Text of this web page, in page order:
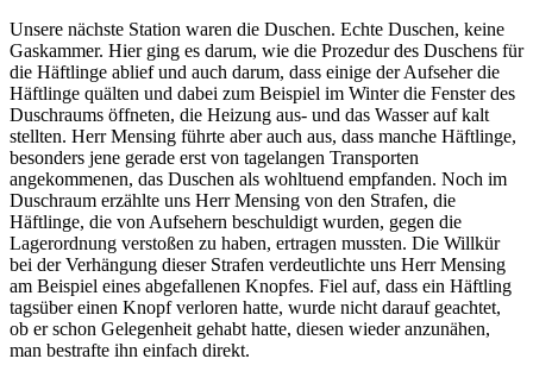
Unsere nächste Station waren die Duschen. Echte Duschen, keine
Gaskammer. Hier ging es darum, wie die Prozedur des Duschens für
die Häftlinge ablief und auch darum, dass einige der Aufseher die
Häftlinge quälten und dabei zum Beispiel im Winter die Fenster des
Duschraums öffneten, die Heizung aus- und das Wasser auf kalt
stellten. Herr Mensing führte aber auch aus, dass manche Häftlinge,
besonders jene gerade erst von tagelangen Transporten
angekommenen, das Duschen als wohltuend empfanden. Noch im
Duschraum erzählte uns Herr Mensing von den Strafen, die
Häftlinge, die von Aufsehern beschuldigt wurden, gegen die
Lagerordnung verstoßen zu haben, ertragen mussten. Die Willkür
bei der Verhängung dieser Strafen verdeutlichte uns Herr Mensing
am Beispiel eines abgefallenen Knopfes. Fiel auf, dass ein Häftling
tagsüber einen Knopf verloren hatte, wurde nicht darauf geachtet,
ob er schon Gelegenheit gehabt hatte, diesen wieder anzunähen,
man bestrafte ihn einfach direkt.